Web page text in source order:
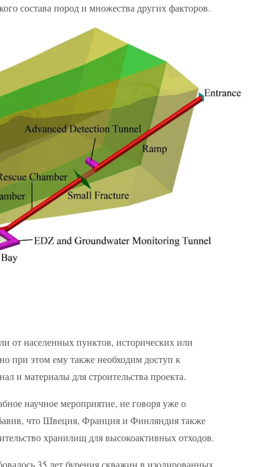
состава пород и множества других факторов.
от населенных пунктов, исторических или
при этом ему также необходим доступ к
и материалы для строительства проекта.
научное мероприятие, не говоря уже о
что Швеция, Франция и Финляндия также
хранилищ для высокоактивных отходов.